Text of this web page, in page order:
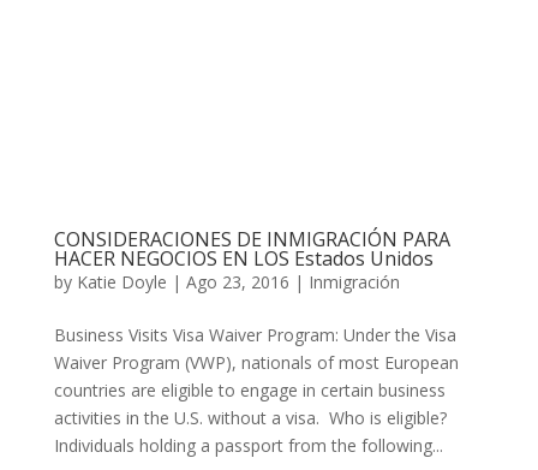
CONSIDERACIONES DE INMIGRACIÓN PARA
HACER NEGOCIOS EN LOS Estados Unidos
by Katie Doyle | Ago 23, 2016 | Inmigración
Business Visits Visa Waiver Program: Under the Visa
Waiver Program (VWP), nationals of most European
countries are eligible to engage in certain business
activities in the U.S. without a visa. Who is eligible?
Individuals holding a passport from the following...